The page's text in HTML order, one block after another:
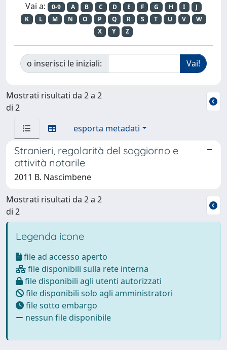
Vai a: 0-9 A B C D E F G H I
J
K
L M N O P Q R S T U V
W
X
Y Z
o inserisci le iniziali:
Mostrati risultati da 2 a 2
di 2
esporta metadati
Stranieri, regolarità del soggiorno e
attività notarile
2011 B. Nascimbene
Mostrati risultati da 2 a 2
di 2
Legenda icone
file ad accesso aperto
file disponibili sulla rete interna
file disponibili agli utenti autorizzati
file disponibili solo agli amministratori
file sotto embargo
nessun file disponibile